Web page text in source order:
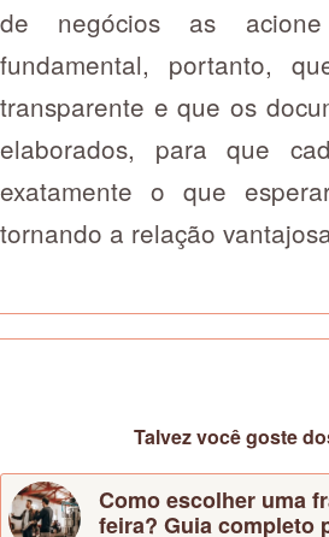
de negócios as
fundamental, portanto,
transparente e que os
elaborados, para que
exatamente o que
tornando a relação
Talvez você goste
Como escolher uma
feira? Guia completo